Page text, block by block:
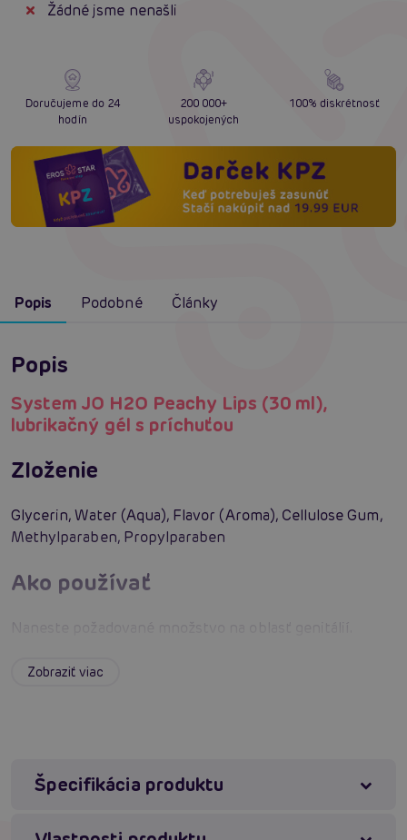
Žádné jsme nenašli
Doručujeme do 24
hodín
200 000+
uspokojených
100% diskrétnosť
Popis Podobné Články
Popis
System JO H2O Peachy Lips (30 ml),
lubrikačný gél s príchuťou
Zloženie
Glycerin, Water (Aqua), Flavor (Aroma), Cellulose Gum,
Methylparaben, Propylparaben
Ako používať
okamžite vyčistite. Uchovávajte mimo dosahu detí a
spermicíd.
Zobraziť viac
Špecifikácia produktu